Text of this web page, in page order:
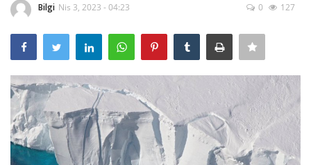
Yapay Zeka
Üniversite Yayınları
Tarım
E-Devlet Sistemleri
Enerji
Bilgi Nis 3, 2023 - 04:23 0 127